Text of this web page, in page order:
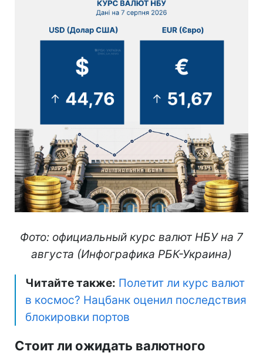
Фото: официальный курс валют НБУ на 7
августа (Инфографика РБК-Украина)
Читайте также: Полетит ли курс валют
в космос? Нацбанк оценил последствия
блокировки портов
Стоит ли ожидать валютного